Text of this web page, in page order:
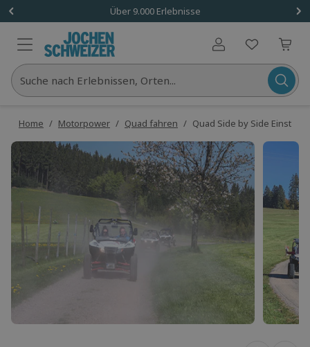
Über 9.000 Erlebnisse
Benutzerkonto
Suche nach Erlebnissen, Orten...
Home / Motorpower / Quad fahren / Quad Side by Side